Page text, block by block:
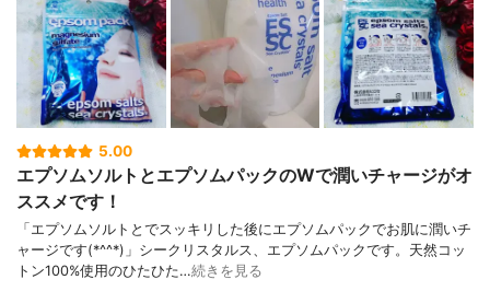
5.00
エプソムソルトとエプソムパックのWで潤いチャージがオ
ススメです！
「エプソムソルトとでスッキリした後にエプソムパックでお肌に潤いチ
ャージです(*^^*)」シークリスタルス、エプソムパックです。天然コッ
トン100%使用のひたひた…続きを見る